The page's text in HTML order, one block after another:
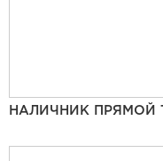
НАЛИЧНИК ПРЯМОЙ